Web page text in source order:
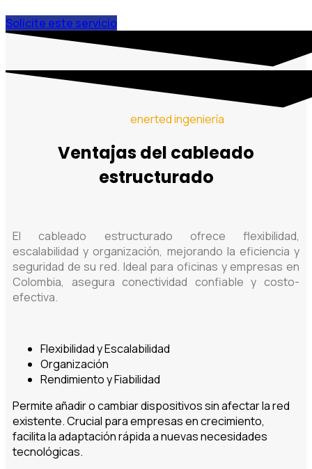
Solicite este servicio
enerted ingeniería
Ventajas del cableado
estructurado
El cableado estructurado ofrece flexibilidad,
escalabilidad y organización, mejorando la eficiencia y
seguridad de su red. Ideal para oficinas y empresas en
Colombia, asegura conectividad confiable y costo-
efectiva.
Flexibilidad y Escalabilidad
Organización
Rendimiento y Fiabilidad
Permite añadir o cambiar dispositivos sin afectar la red
existente. Crucial para empresas en crecimiento,
facilita la adaptación rápida a nuevas necesidades
tecnológicas.